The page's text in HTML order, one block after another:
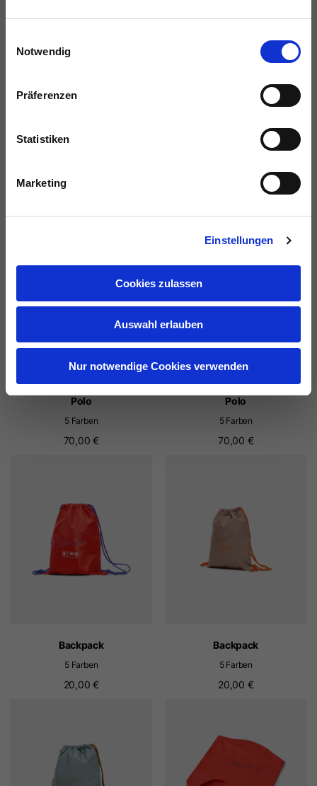
Notwendig
Präferenzen
Statistiken
Marketing
Einstellungen
Cookies zulassen
Auswahl erlauben
Nur notwendige Cookies verwenden
Polo
5 Farben
70,00 €
Polo
5 Farben
70,00 €
Backpack
5 Farben
20,00 €
Backpack
5 Farben
20,00 €